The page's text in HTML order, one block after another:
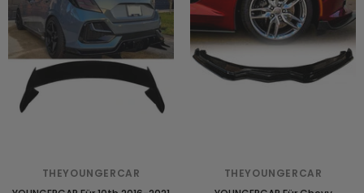
THEYOUNGERCAR
THEYOUNGERCAR